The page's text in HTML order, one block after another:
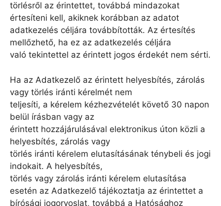
törlésről az érintettet, továbbá mindazokat
értesíteni kell, akiknek korábban az adatot
adatkezelés céljára továbbították. Az értesítés
mellőzhető, ha ez az adatkezelés céljára
való tekintettel az érintett jogos érdekét nem sérti.
Ha az Adatkezelő az érintett helyesbítés, zárolás
vagy törlés iránti kérelmét nem
teljesíti, a kérelem kézhezvételét követő 30 napon
belül írásban vagy az
érintett hozzájárulásával elektronikus úton közli a
helyesbítés, zárolás vagy
törlés iránti kérelem elutasításának ténybeli és jogi
indokait. A helyesbítés,
törlés vagy zárolás iránti kérelem elutasítása
esetén az Adatkezelő tájékoztatja az érintettet a
bírósági jogorvoslat, továbbá a Hatósághoz